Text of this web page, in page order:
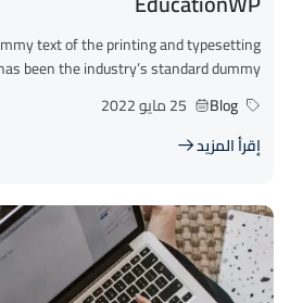
text of the printing and typesetting
been the industry’s standard dummy...
Blog
25 مايو 2022
إقرأ المزيد